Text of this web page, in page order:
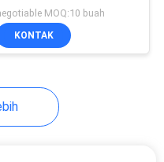
MOQ:10 buah
KONTAK